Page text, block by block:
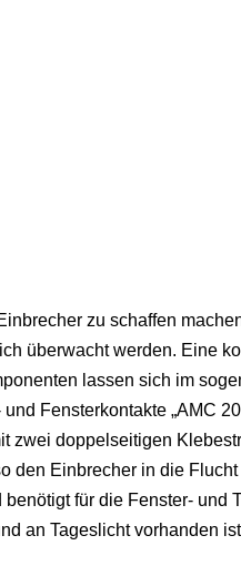
zu schaffen
überwacht werden. Eine
lassen sich im
Fensterkontakte „AMC
zwei doppelseitigen
den Einbrecher in die
für die Fenster- und
an Tageslicht vorhanden